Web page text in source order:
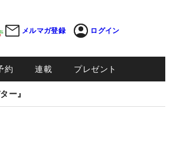
メルマガ登録 ログイン
約 連載 プレゼント
ー』